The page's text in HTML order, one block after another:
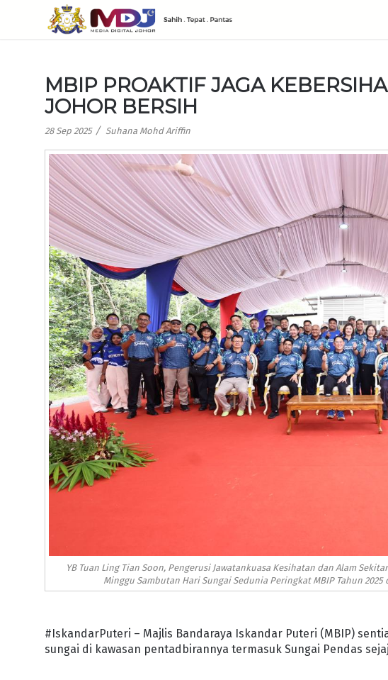
MBIP PROAKTIF JAGA
JOHOR BERSIH
28 Sep 2025 / Suhana Mohd Ariffin
YB Tuan Ling Tian Soon, Pengerusi Jawatankuasa Kesihatan dan Alam
Minggu Sambutan Hari Sungai Sedunia Peringkat MBIP Tahun
#IskandarPuteri – Majlis Bandaraya Iskandar Puteri (MBIP)
sungai di kawasan pentadbirannya termasuk Sungai Pendas